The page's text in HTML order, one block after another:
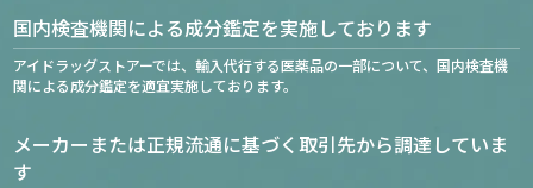
国内検査機関による成分鑑定を実施しております
アイドラッグストアーでは、輸入代行する医薬品の一部について、国内検査機
関による成分鑑定を適宜実施しております。
メーカーまたは正規流通に基づく取引先から調達していま
す